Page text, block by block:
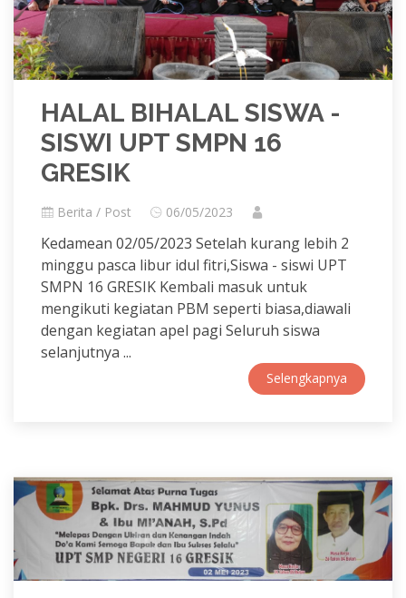
HALAL BIHALAL SISWA -
SISWI UPT SMPN 16
GRESIK
Berita / Post 06/05/2023
Kedamean 02/05/2023 Setelah kurang lebih 2
minggu pasca libur idul fitri,Siswa - siswi UPT
SMPN 16 GRESIK Kembali masuk untuk
mengikuti kegiatan PBM seperti biasa,diawali
dengan kegiatan apel pagi Seluruh siswa
selanjutnya ...
Selengkapnya